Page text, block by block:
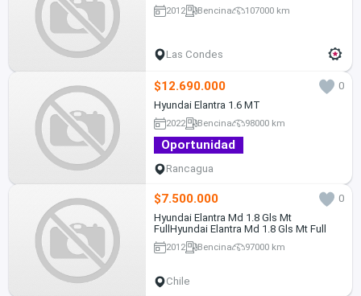
2012 Bencina 107000 km
Las Condes
$12.690.000
0
Hyundai Elantra 1.6 MT
2022 Bencina 98000 km
Oportunidad
Rancagua
$7.500.000
0
Hyundai Elantra Md 1.8 Gls Mt
FullHyundai Elantra Md 1.8 Gls Mt Full
2012 Bencina 97000 km
Chile